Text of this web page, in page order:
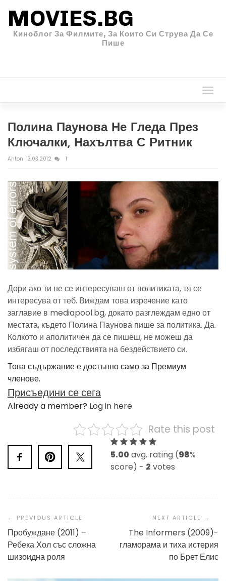
MOVIES.BG
Киноблог За Филмите, За Които Си Струва Да Се
Пише
Полина Паунова Не Гледа През
Ключалки, Нахълтва С Ритник
Anton 13.03.2012 1
Дори ако ти не се интересуваш от политиката, тя се
интересува от теб. Виждам това изречение като
заглавие в mediapool.bg, докато разглеждам едно от
местата, където Полина Паунова пише за политика. Да.
Колкото и аполитичен да се пишеш, не можеш да
избягаш от последствията на бездействието си.
Това съдържание е достъпно само за Премиум
членове.
Присъедини се сега
Already a member? Log in here
Rate this post
5.00avg. rating (98%
score) - 2 votes
Navigation
Пробуждане (2011) –
Ребека Хол със сложна
шизоидна роля
The Informers (2009)-
гламорама и тиха истерия
по Брет Елис